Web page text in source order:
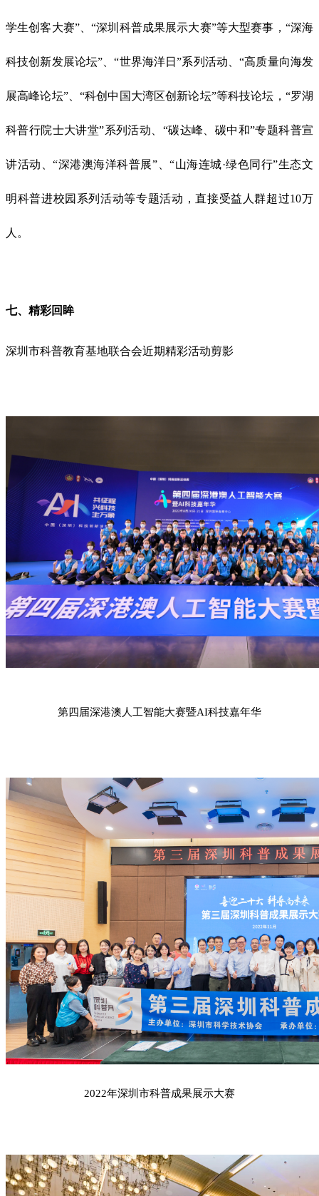
学生创客大赛”、“深圳科普成果展示大赛”等大型赛事，“深海
科技创新发展论坛”、“世界海洋日”系列活动、“高质量向海发
展高峰论坛”、“科创中国大湾区创新论坛”等科技论坛，“罗湖
科普行院士大讲堂”系列活动、“碳达峰、碳中和”专题科普宣
讲活动、“深港澳海洋科普展”、“山海连城·绿色同行”生态文
明科普进校园系列活动等专题活动，直接受益人群超过10万
人。
七、精彩回眸
深圳市科普教育基地联合会近期精彩活动剪影
第四届深港澳人工智能大赛暨AI科技嘉年华
2022年深圳市科普成果展示大赛